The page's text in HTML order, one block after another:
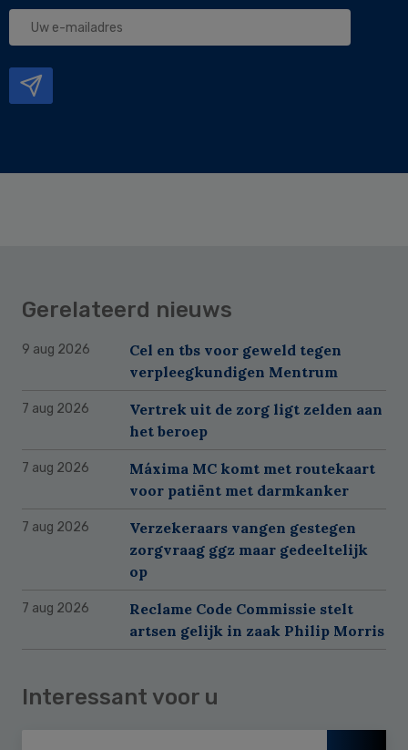
Uw
Gerelateerd nieuws
9 aug 2026
Cel en tbs voor geweld tegen
verpleegkundigen Mentrum
7 aug 2026
Vertrek uit de zorg ligt zelden aan
het beroep
7 aug 2026
Máxima MC komt met routekaart
voor patiënt met darmkanker
7 aug 2026
Verzekeraars vangen gestegen
zorgvraag ggz maar gedeeltelijk
op
7 aug 2026
Reclame Code Commissie stelt
artsen gelijk in zaak Philip Morris
Interessant voor u